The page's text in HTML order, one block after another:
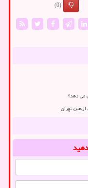
(0)
می دهد؟
تهران